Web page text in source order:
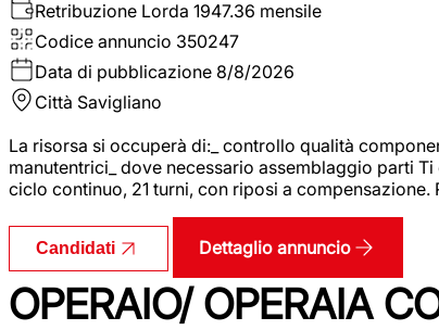
Retribuzione Lorda 1947.36 mensile
Codice annuncio 350247
Data di pubblicazione 8/8/2026
Città Savigliano
La risorsa si occuperà di:_ controllo qualità
manutentrici_ dove necessario assemblaggio parti
ciclo continuo, 21 turni, con riposi a compensazione.
Candidati Dettaglio annuncio
OPERAIO/ OPERAIA